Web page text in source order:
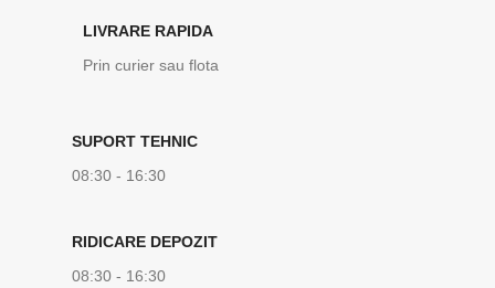
LIVRARE RAPIDA
Prin curier sau flota
SUPORT TEHNIC
08:30 - 16:30
RIDICARE DEPOZIT
08:30 - 16:30